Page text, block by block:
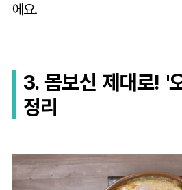
에요.
3. 몸보신 제대로! '
정리